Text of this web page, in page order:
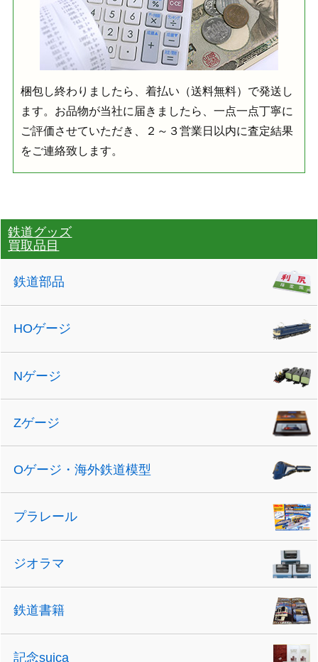
梱包し終わりましたら、着払い（送料無料）で発送し
ます。お品物が当社に届きましたら、一点一点丁寧に
ご評価させていただき、２～３営業日以内に査定結果
をご連絡致します。
鉄道グッズ
買取品目
鉄道部品
HOゲージ
Nゲージ
Zゲージ
Oゲージ・海外鉄道模型
プラレール
ジオラマ
鉄道書籍
記念suica